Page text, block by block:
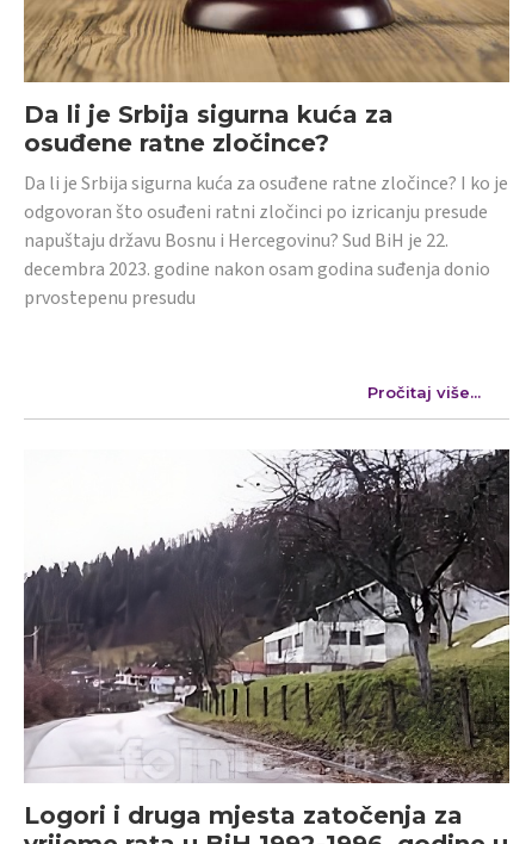
Da li je Srbija sigurna kuća za
osuđene ratne zločince?
Da li je Srbija sigurna kuća za osuđene ratne zločince? I ko je
odgovoran što osuđeni ratni zločinci po izricanju presude
napuštaju državu Bosnu i Hercegovinu? Sud BiH je 22.
decembra 2023. godine nakon osam godina suđenja donio
prvostepenu presudu
Pročitaj više...
Logori i druga mjesta zatočenja za